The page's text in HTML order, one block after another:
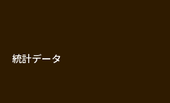
統計データ